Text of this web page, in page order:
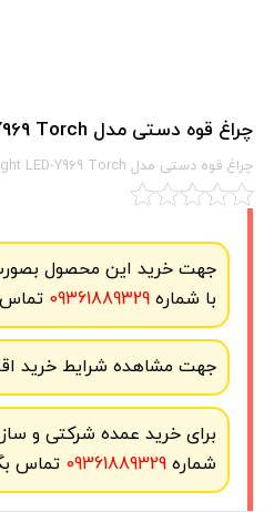
چراغ قوه دستی مدل Hand Flashlight LED-Y969 Torch
چراغ قوه دستی مدل Hand Flashlight LED-Y969 Torch
جهت خرید این محصول
با شماره09361889329 تماس
جهت مشاهده شرایط خرید
برای خرید عمده شرکتی و
شماره09361889329 تماس